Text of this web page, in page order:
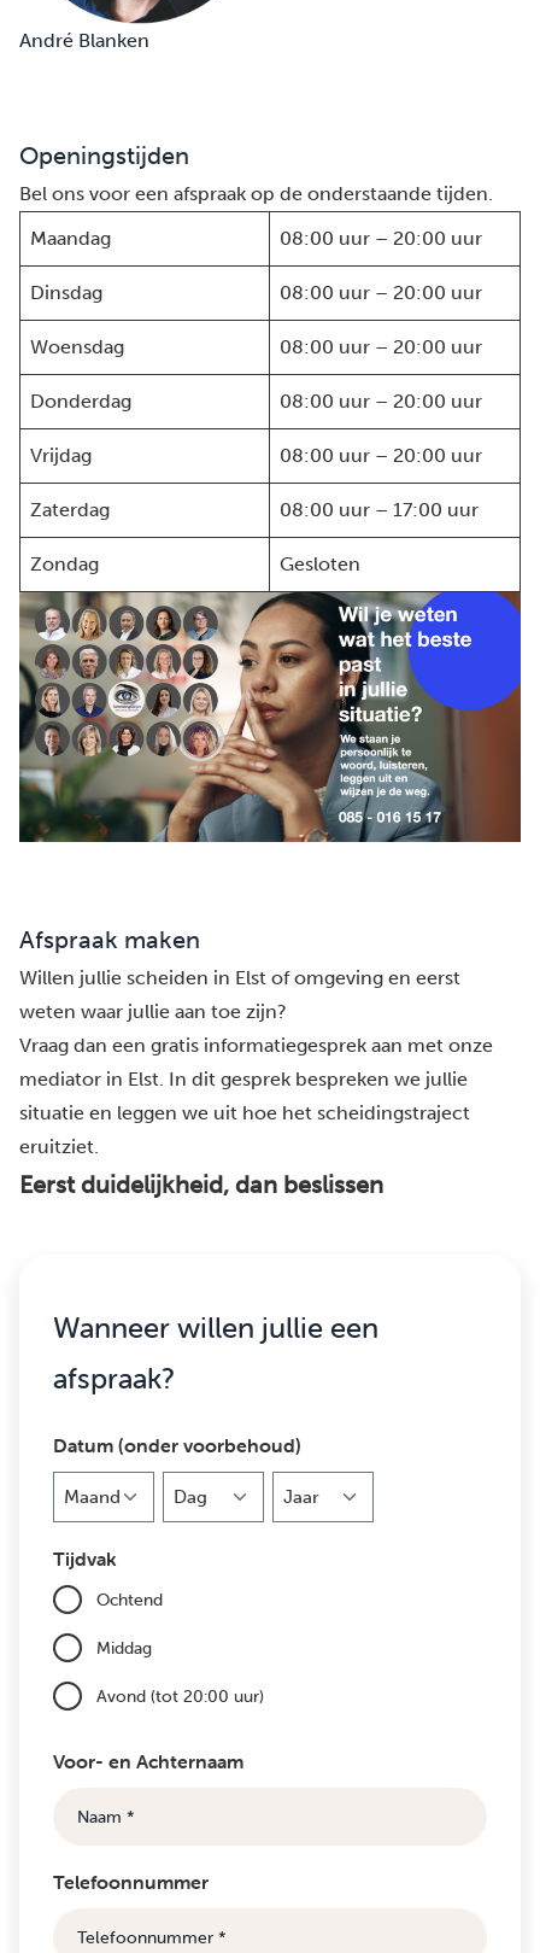
André Blanken
Openingstijden
Bel ons voor een afspraak op de onderstaande tijden.
Maandag
08:00 uur – 20:00 uur
Dinsdag 08:00 uur – 20:00 uur
Woensdag 08:00 uur – 20:00 uur
Donderdag 08:00 uur – 20:00 uur
Vrijdag 08:00 uur – 20:00 uur
Zaterdag 08:00 uur – 17:00 uur
Zondag Gesloten
Afspraak maken
Willen jullie scheiden in Elst of omgeving en eerst
weten waar jullie aan toe zijn?
Vraag dan een gratis informatiegesprek aan met onze
mediator in Elst. In dit gesprek bespreken we jullie
situatie en leggen we uit hoe het scheidingstraject
eruitziet.
Eerst duidelijkheid, dan beslissen
Wanneer willen jullie een
afspraak?
Datum (onder voorbehoud)
Tijdvak
Ochtend
Middag
Avond (tot 20:00 uur)
Voor- en Achternaam
Telefoonnummer